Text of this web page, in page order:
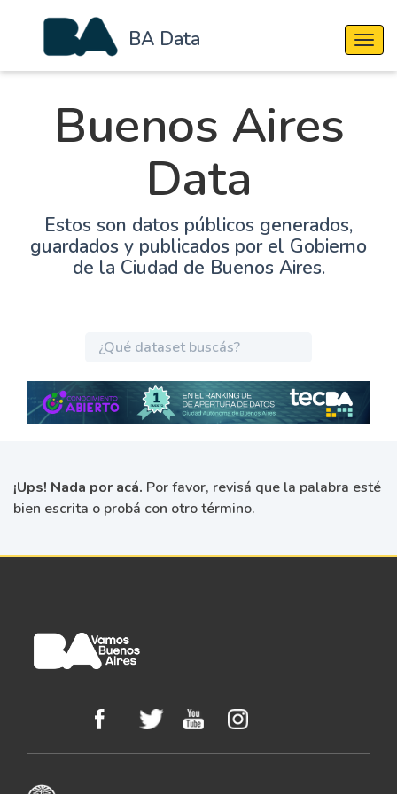
BA Data
Buenos Aires
Data
Estos son datos públicos generados,
guardados y publicados por el Gobierno
de la Ciudad de Buenos Aires.
¡Ups! Nada por acá. Por favor, revisá que la palabra esté
bien escrita o probá con otro término.